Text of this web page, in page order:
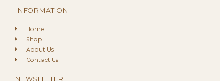
INFORMATION
Home
Shop
About Us
Contact Us
NEWSLETTER